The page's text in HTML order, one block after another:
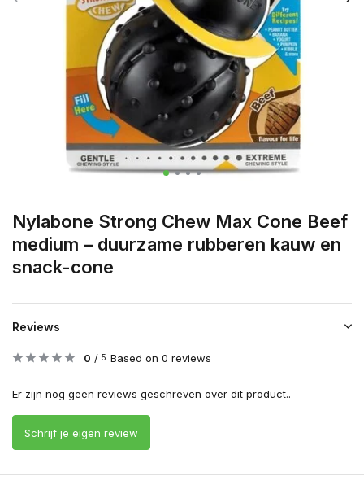
Nylabone Strong Chew Max Cone Beef
medium – duurzame rubberen kauw en
snack-cone
Reviews
0 / 5 Based on 0 reviews
Er zijn nog geen reviews geschreven over dit product..
Schrijf je eigen review